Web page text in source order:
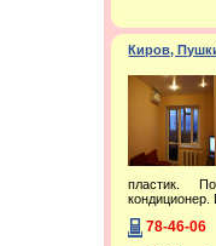
Киров,
пластик.
кондиционер.
78-46-06